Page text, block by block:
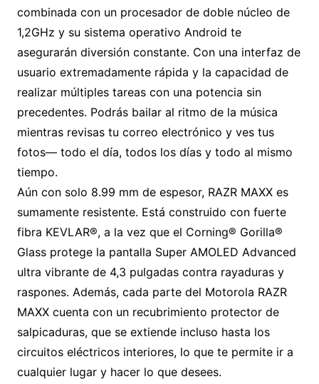
combinada con un procesador de doble núcleo de
1,2GHz y su sistema operativo Android te
asegurarán diversión constante. Con una interfaz de
usuario extremadamente rápida y la capacidad de
realizar múltiples tareas con una potencia sin
precedentes. Podrás bailar al ritmo de la música
mientras revisas tu correo electrónico y ves tus
fotos— todo el día, todos los días y todo al mismo
tiempo.
Aún con solo 8.99 mm de espesor, RAZR MAXX es
sumamente resistente. Está construido con fuerte
fibra KEVLAR®, a la vez que el Corning® Gorilla®
Glass protege la pantalla Super AMOLED Advanced
ultra vibrante de 4,3 pulgadas contra rayaduras y
raspones. Además, cada parte del Motorola RAZR
MAXX cuenta con un recubrimiento protector de
salpicaduras, que se extiende incluso hasta los
circuitos eléctricos interiores, lo que te permite ir a
cualquier lugar y hacer lo que desees.